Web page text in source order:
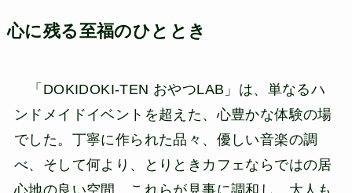
心に残る至福のひととき
「DOKIDOKI-TEN おやつLAB」は、単なるハ
ンドメイドイベントを超えた、心豊かな体験の場
でした。丁寧に作られた品々、優しい音楽の調
べ、そして何より、とりときカフェならではの居
心地の良い空間。これらが見事に調和し、大人も